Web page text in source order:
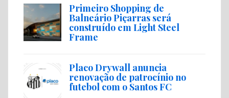
Primeiro Shopping de
Balneário Piçarras será
construído em Light Steel
Frame
Placo Drywall anuncia
renovação de patrocínio no
futebol com o Santos FC